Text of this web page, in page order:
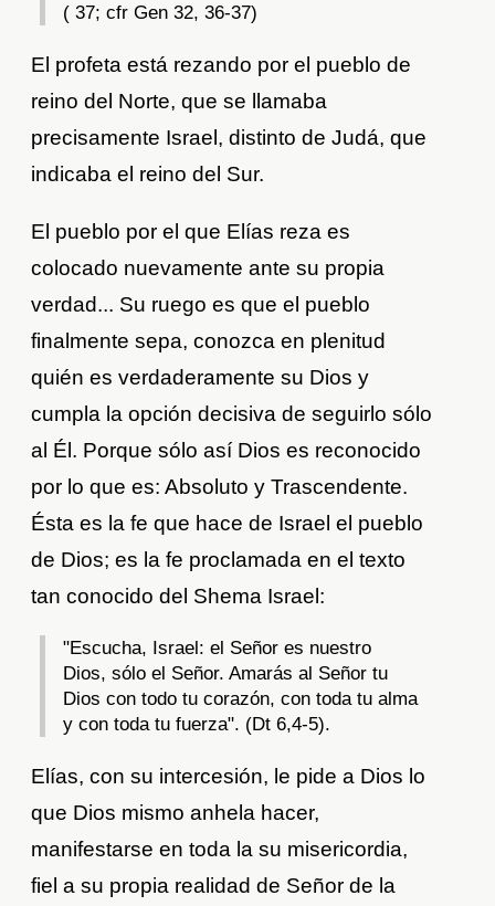
( 37; cfr Gen 32, 36-37)
El profeta está rezando por el pueblo de
reino del Norte, que se llamaba
precisamente Israel, distinto de Judá, que
indicaba el reino del Sur.
El pueblo por el que Elías reza es
colocado nuevamente ante su propia
verdad... Su ruego es que el pueblo
finalmente sepa, conozca en plenitud
quién es verdaderamente su Dios y
cumpla la opción decisiva de seguirlo sólo
al Él. Porque sólo así Dios es reconocido
por lo que es: Absoluto y Trascendente.
Ésta es la fe que hace de Israel el pueblo
de Dios; es la fe proclamada en el texto
tan conocido del Shema Israel:
"Escucha, Israel: el Señor es nuestro
Dios, sólo el Señor. Amarás al Señor tu
Dios con todo tu corazón, con toda tu alma
y con toda tu fuerza". (Dt 6,4-5).
Elías, con su intercesión, le pide a Dios lo
que Dios mismo anhela hacer,
manifestarse en toda la su misericordia,
fiel a su propia realidad de Señor de la